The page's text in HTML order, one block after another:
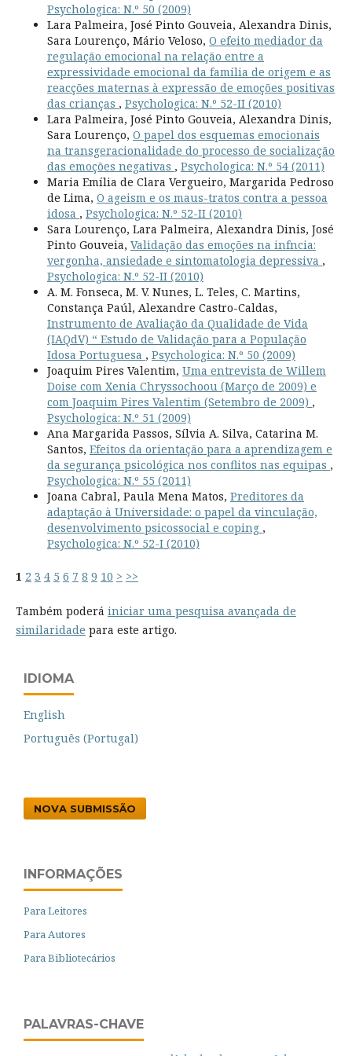
Psychologica: N.º 50 (2009)
Lara Palmeira, José Pinto Gouveia, Alexandra Dinis,
Sara Lourenço, Mário Veloso, O efeito mediador da
regulação emocional na relação entre a
expressividade emocional da família de origem e as
reacções maternas à expressão de emoções positivas
das crianças , Psychologica: N.º 52-II (2010)
Lara Palmeira, José Pinto Gouveia, Alexandra Dinis,
Sara Lourenço, O papel dos esquemas emocionais
na transgeracionalidade do processo de socialização
das emoções negativas , Psychologica: N.º 54 (2011)
Maria Emília de Clara Vergueiro, Margarida Pedroso
de Lima, O ageism e os maus-tratos contra a pessoa
idosa , Psychologica: N.º 52-II (2010)
Sara Lourenço, Lara Palmeira, Alexandra Dinis, José
Pinto Gouveia, Validação das emoções na infncia:
vergonha, ansiedade e sintomatologia depressiva ,
Psychologica: N.º 52-II (2010)
A. M. Fonseca, M. V. Nunes, L. Teles, C. Martins,
Constança Paúl, Alexandre Castro-Caldas,
Instrumento de Avaliação da Qualidade de Vida
(IAQdV) “ Estudo de Validação para a População
Idosa Portuguesa , Psychologica: N.º 50 (2009)
Joaquim Pires Valentim, Uma entrevista de Willem
Doise com Xenia Chryssochoou (Março de 2009) e
com Joaquim Pires Valentim (Setembro de 2009) ,
Psychologica: N.º 51 (2009)
Ana Margarida Passos, Sílvia A. Silva, Catarina M.
Santos, Efeitos da orientação para a aprendizagem e
da segurança psicológica nos conflitos nas equipas ,
Psychologica: N.º 55 (2011)
Joana Cabral, Paula Mena Matos, Preditores da
adaptação à Universidade: o papel da vinculação,
desenvolvimento psicossocial e coping ,
Psychologica: N.º 52-I (2010)
1 2 3 4 5 6 7 8 9 10 > >>
Também poderá iniciar uma pesquisa avançada de
similaridade para este artigo.
IDIOMA
English
Português (Portugal)
NOVA SUBMISSÃO
INFORMAÇÕES
Para Leitores
Para Autores
Para Bibliotecários
PALAVRAS-CHAVE